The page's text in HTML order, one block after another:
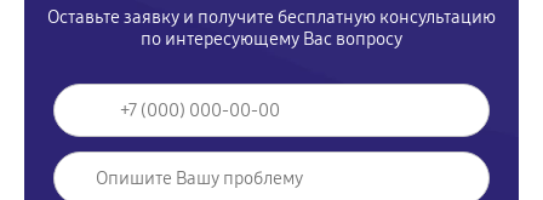
Оставьте заявку и получите бесплатную консультацию
по интересующему Вас вопросу